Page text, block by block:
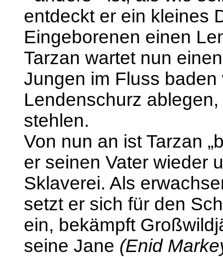
entdeckt er ein kleines
Eingeborenen einen
Tarzan wartet nun
Jungen im Fluss
Lendenschurz
stehlen.
Von nun an ist Tarzan
er seinen Vater wieder
Sklaverei. Als
setzt er sich für den
ein, bekämpft
seine Jane (Enid